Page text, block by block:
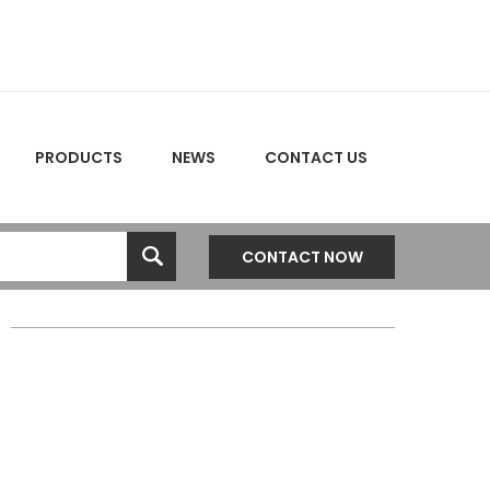
PRODUCTS NEWS CONTACT US
CONTACT NOW